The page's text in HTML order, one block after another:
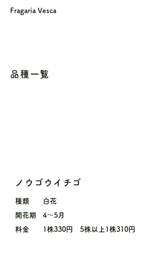
Fragaria Vesca
品種一覧
ノウゴウイチゴ
種類
白花
開花期
4〜5月
料金
1株330円 5株以上1株310円